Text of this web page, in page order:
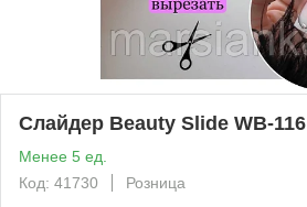
Слайдер Beauty Slide WB-116
Менее 5 ед.
Код: 41730
Розница